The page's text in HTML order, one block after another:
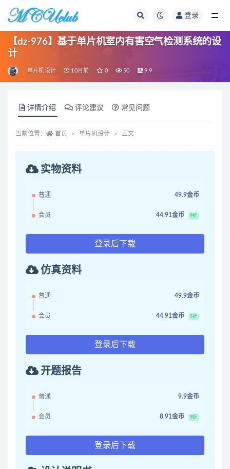
登录
【dz-976】基于单片机室内有害空气检测系统的设
计
单片机设计 10月前 0 50 9.9
详情介绍 评论建议 常见问题
当前位置： 首页 单片机设计 正文
实物资料
普通 49.9金币
会员 44.91金币 9折
登录后下载
仿真资料
普通 49.9金币
会员 44.91金币 9折
登录后下载
开题报告
普通 9.9金币
会员 8.91金币 9折
登录后下载